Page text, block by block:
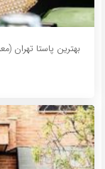
بهترین پاستا تهران